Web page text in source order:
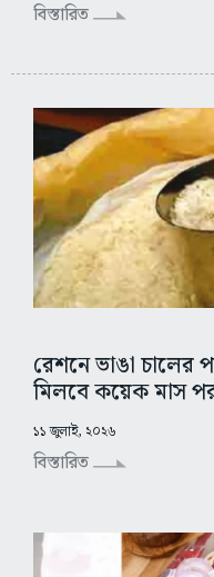
বিস্তারিত
রেশনে ভাঙা চালের
মিলবে কয়েক মাস
১১ জুলাই, ২০২৬
বিস্তারিত